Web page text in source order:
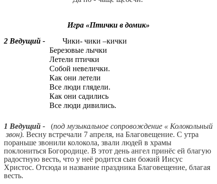
Игра «Птички в домик»
2 Ведущий - Чики- чики –кички
Березовые лычки
Летели птички
Собой невелички.
Как они летели
Все люди глядели.
Как они садились
Все люди дивились.
1 Ведущий - (под музыкальное сопровождение « Колокольный
звон). Весну встречали 7 апреля, на Благовещение. С утра
пораньше звонили колокола, звали людей в храмы
поклониться Богородице. В этот день ангел принёс ей благую
радостную весть, что у неё родится сын божий Иисус
Христос. Отсюда и название праздника Благовещение, благая
весть.